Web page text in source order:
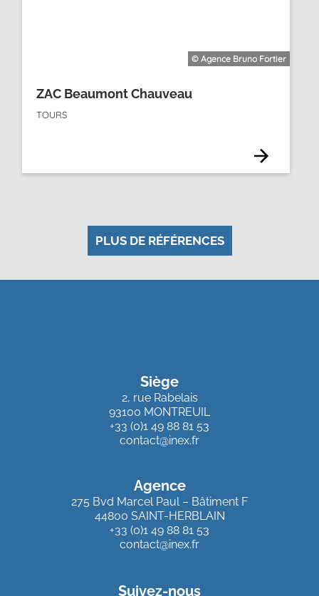
© Agence Bruno Fortier
ZAC Beaumont Chauveau
TOURS
PLUS DE RÉFÉRENCES
Siège
2, rue Rabelais
93100 MONTREUIL
+33 (0)1 49 88 81 53
contact@inex.fr
Agence
275 Bvd Marcel Paul – Bâtiment F
44800 SAINT-HERBLAIN
+33 (0)1 49 88 81 53
contact@inex.fr
Suivez-nous